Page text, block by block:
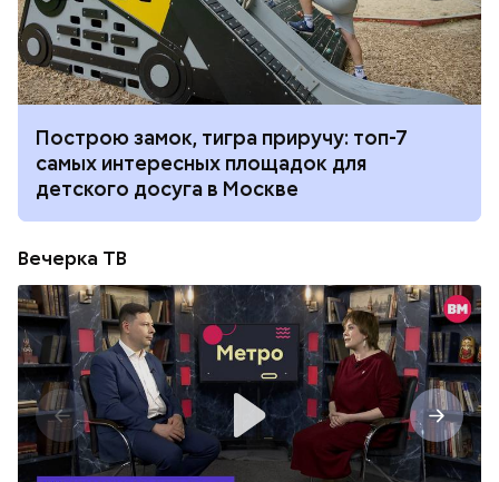
Построю замок, тигра приручу: топ-7
самых интересных площадок для
детского досуга в Москве
Вечерка ТВ